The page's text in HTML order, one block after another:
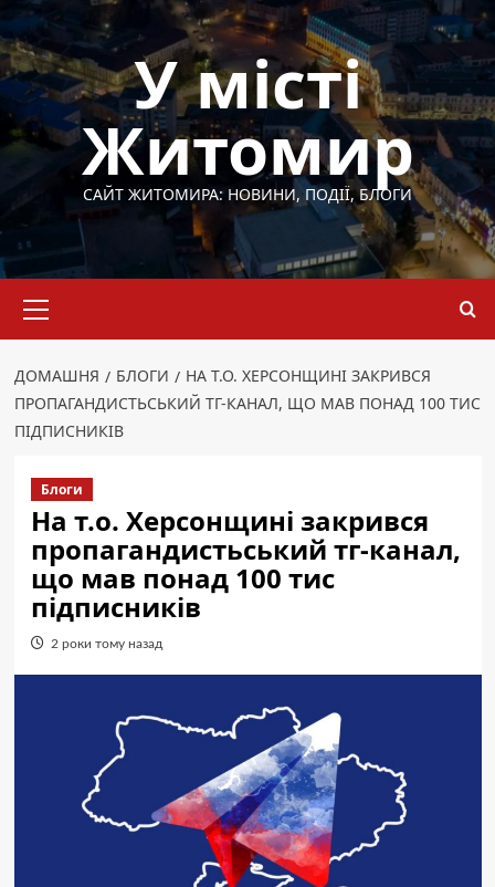
Перейти
до
вмісту
У місті
Житомир
САЙТ ЖИТОМИРА: НОВИНИ, ПОДІЇ, БЛОГИ
меню
ДОМАШНЯ БЛОГИ
НА Т.О. ХЕРСОНЩИНІ ЗАКРИВСЯ
ПРОПАГАНДИСТЬСЬКИЙ ТГ-КАНАЛ, ЩО МАВ ПОНАД 100 ТИС
ПІДПИСНИКІВ
Блоги
На т.о. Херсонщині закрився
пропагандистьський тг-канал,
що мав понад 100 тис
підписників
2 роки тому назад